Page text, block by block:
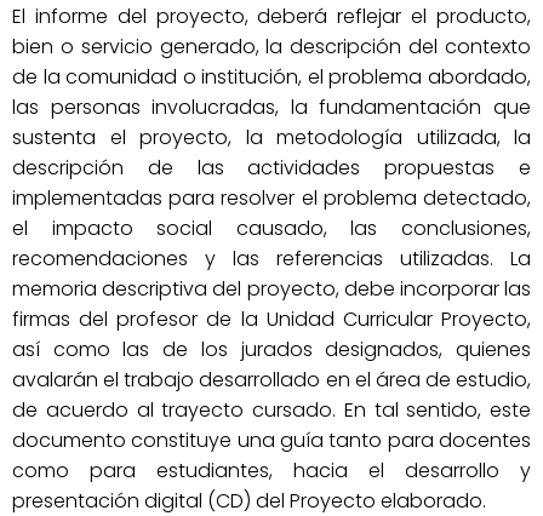
El informe del proyecto, deberá reflejar el producto,
bien o servicio generado, la descripción del contexto
de la comunidad o institución, el problema abordado,
las personas involucradas, la fundamentación que
sustenta el proyecto, la metodología utilizada, la
descripción de las actividades propuestas e
implementadas para resolver el problema detectado,
el impacto social causado, las conclusiones,
recomendaciones y las referencias utilizadas. La
memoria descriptiva del proyecto, debe incorporar las
firmas del profesor de la Unidad Curricular Proyecto,
así como las de los jurados designados, quienes
avalarán el trabajo desarrollado en el área de estudio,
de acuerdo al trayecto cursado. En tal sentido, este
documento constituye una guía tanto para docentes
como para estudiantes, hacia el desarrollo y
presentación digital (CD) del Proyecto elaborado.